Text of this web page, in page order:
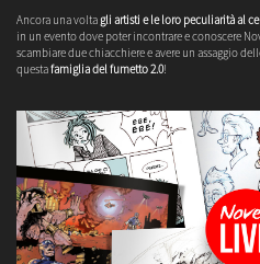
Ancora una voltagli artisti e le loro peculiarità al
in un evento dove poter incontrare e conoscere
scambiare due chiacchiere e avere un assaggio
questafamiglia del fumetto 2.0!